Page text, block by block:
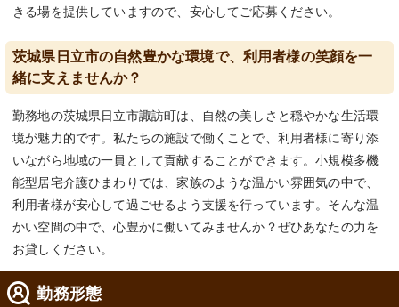
きる場を提供していますので、安心してご応募ください。
茨城県日立市の自然豊かな環境で、利用者様の笑顔を一
緒に支えませんか？
勤務地の茨城県日立市諏訪町は、自然の美しさと穏やかな生活環
境が魅力的です。私たちの施設で働くことで、利用者様に寄り添
いながら地域の一員として貢献することができます。小規模多機
能型居宅介護ひまわりでは、家族のような温かい雰囲気の中で、
利用者様が安心して過ごせるよう支援を行っています。そんな温
かい空間の中で、心豊かに働いてみませんか？ぜひあなたの力を
お貸しください。
勤務形態